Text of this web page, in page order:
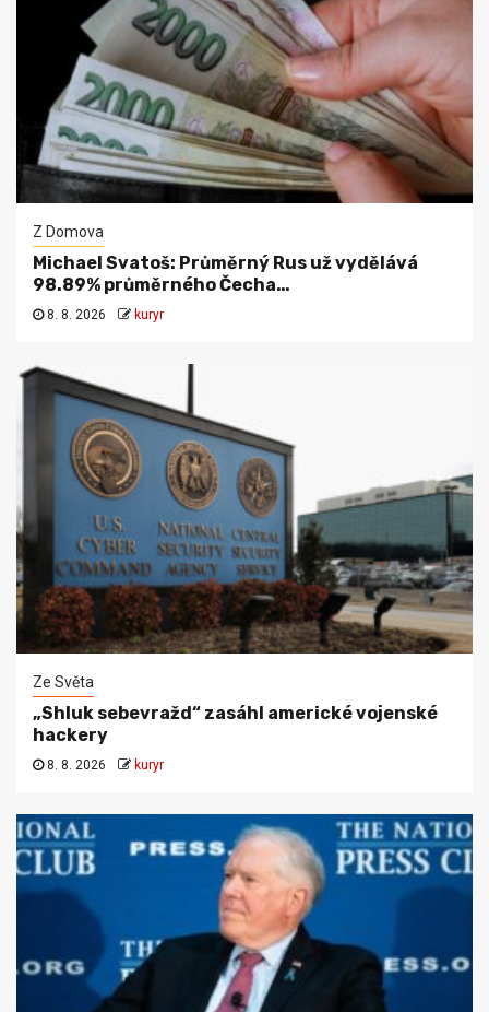
Z Domova
Michael Svatoš: Průměrný Rus už vydělává
98.89% průměrného Čecha…
8. 8. 2026 kuryr
Ze Světa
„Shluk sebevražd“ zasáhl americké vojenské
hackery
8. 8. 2026 kuryr